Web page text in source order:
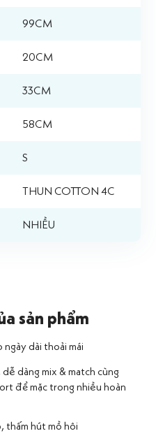
99CM
20CM
33CM
58CM
S
THUN COTTON 4C
NHIỀU
sản phẩm
ngày dài thoải mái
dàng mix & match cùng
để mặc trong nhiều hoàn
thấm hút mồ hôi